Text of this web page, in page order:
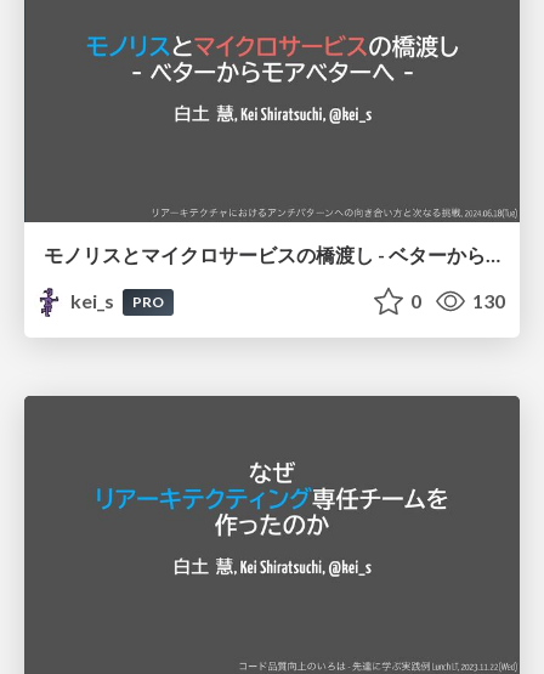
モノリスとマイクロサービスの橋渡し - ベターからモアベターへ
kei_s
PRO 0 130